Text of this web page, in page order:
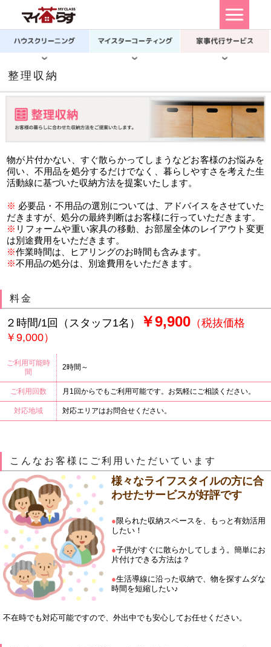
整理収納
物が片付かない、すぐ散らかってしまうなどお客様のお悩みを
伺い、不用品を処分するだけでなく、暮らしやすさを考えた生
活動線に基づいた収納方法を提案いたします。
※ 必要品・不用品の選別については、アドバイスをさせていた
だきますが、処分の最終判断はお客様に行っていただきます。
※ リフォームや重い家具の移動、お部屋全体のレイアウト変更
は別途費用をいただきます。
※作業時間は、ヒアリングのお時間も含みます。
※不用品の処分は、別途費用をいただきます。
料金
２時間/1回（スタッフ1名） ￥9,900（税抜価格
￥9,000）
ご利用可能時
間
2時間～
ご利用回数 月1回からでもご利用可能です。お気軽にご相談ください。
対応地域 対応エリアはお問合せください。
こんなお客様にご利用いただいています
様々なライフスタイルの方に合
わせたサービスが好評です
●限られた収納スペースを、もっと有効活用
したい！
●子供がすぐに散らかしてしまう。簡単にお
片付けできる方法は？
●生活導線に沿った収納で、物を探すムダな
時間を短縮したい♪
不在時でも対応可能ですので、外出中でも安心してお任せください。